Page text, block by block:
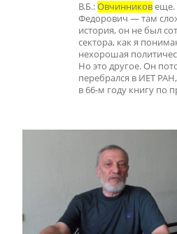
В.Б.:Овчинниковеще.
Федорович — там
история, он не был
сектора, как я
нехорошая
Но это другое. Он
перебрался в ИЕТ
в 66-м году книгу по